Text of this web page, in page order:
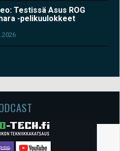
Testissä Asus ROG
-pelikuulokkeet